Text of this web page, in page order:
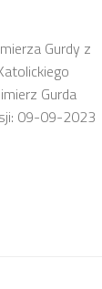
Gurdy z
Gurda
09-09-2023